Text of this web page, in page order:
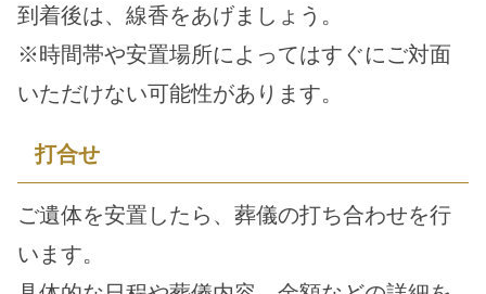
到着後は、線香をあげましょう。
※時間帯や安置場所によってはすぐにご対面
いただけない可能性があります。
打合せ
ご遺体を安置したら、葬儀の打ち合わせを行
います。